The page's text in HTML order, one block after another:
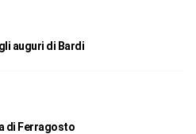
auguri di Bardi
di Ferragosto